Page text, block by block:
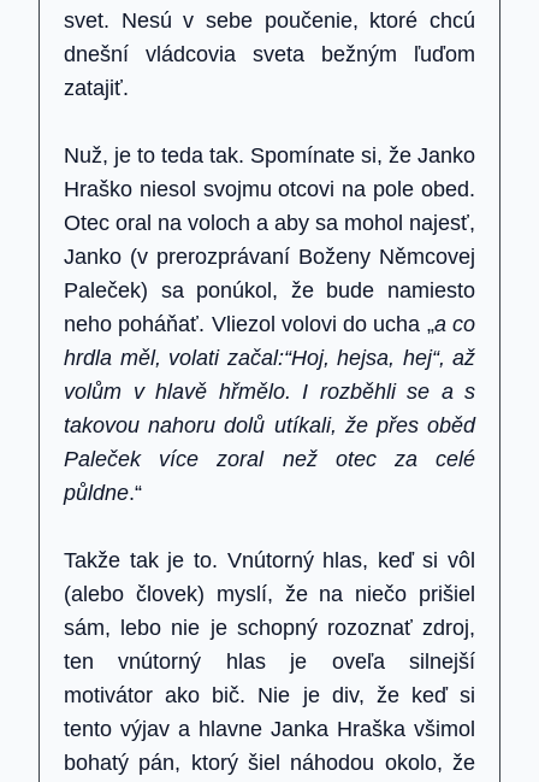
svet. Nesú v sebe poučenie, ktoré chcú
dnešní vládcovia sveta bežným ľuďom
zatajiť.
Nuž, je to teda tak. Spomínate si, že Janko
Hraško niesol svojmu otcovi na pole obed.
Otec oral na voloch a aby sa mohol najesť,
Janko (v prerozprávaní Boženy Němcovej
Paleček) sa ponúkol, že bude namiesto
neho poháňať. Vliezol volovi do ucha „a co
hrdla měl, volati začal:“Hoj, hejsa, hej“, až
volům v hlavě hřmělo. I rozběhli se a s
takovou nahoru dolů utíkali, že přes oběd
Paleček více zoral než otec za celé
půldne.“
Takže tak je to. Vnútorný hlas, keď si vôl
(alebo človek) myslí, že na niečo prišiel
sám, lebo nie je schopný rozoznať zdroj,
ten vnútorný hlas je oveľa silnejší
motivátor ako bič. Nie je div, že keď si
tento výjav a hlavne Janka Hraška všimol
bohatý pán, ktorý šiel náhodou okolo, že